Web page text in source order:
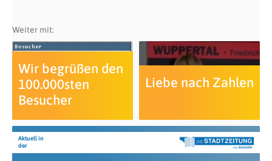
Weiter mit:
Wir begrüßen den
100.000sten
Besucher
Liebe nach Zahlen
Aktuell in
der